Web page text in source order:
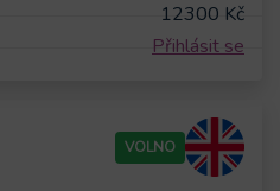
12300 Kč
Přihlásit se
VOLNO